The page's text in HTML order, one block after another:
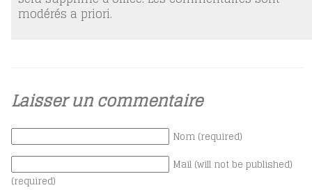
modérés a priori.
Laisser un commentaire
Nom (required)
Mail (will not be published)
(required)